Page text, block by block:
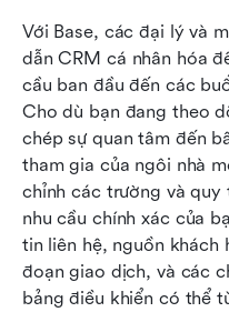
Với Base, các đại lý và
dẫn CRM cá nhân hóa
cầu ban đầu đến các
Cho dù bạn đang theo
chép sự quan tâm đến
tham gia của ngôi nhà
chỉnh các trường và quy
nhu cầu chính xác của
tin liên hệ, nguồn khách
đoạn giao dịch, và các
bảng điều khiển có thể